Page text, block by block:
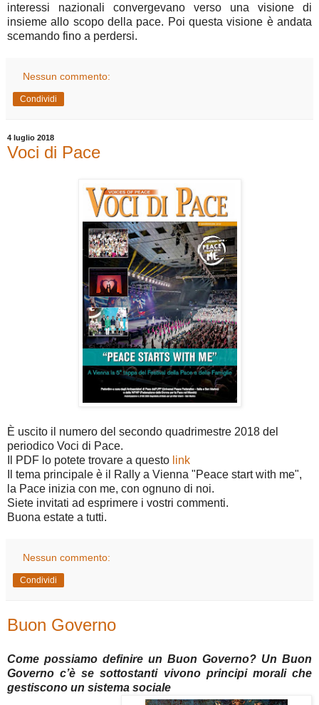
interessi nazionali convergevano verso una visione di
insieme allo scopo della pace. Poi questa visione è andata
scemando fino a perdersi.
Nessun commento:
Condividi
4 luglio 2018
Voci di Pace
È uscito il numero del secondo quadrimestre 2018 del
periodico Voci di Pace.
Il PDF lo potete trovare a questo link
Il tema principale è il Rally a Vienna "Peace start with me",
la Pace inizia con me, con ognuno di noi.
Siete invitati ad esprimere i vostri commenti.
Buona estate a tutti.
Nessun commento:
Condividi
Buon Governo
Come possiamo definire un Buon Governo? Un Buon
Governo c’è se sottostanti vivono principi morali che
gestiscono un sistema sociale